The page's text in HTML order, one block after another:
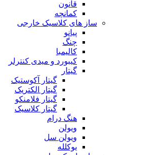
قانون
کمانچه
ساز های کلاسیک خارجی
پیانو
چنگ
کالیمبا
کیبورد و میدی کنترلر
گیتار
گیتار آکوستیک
گیتار الکتریک
گیتار فلامنکو
گیتار کلاسیک
هنگ درام
ویولن
ویولن سل
یوکلله